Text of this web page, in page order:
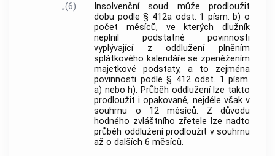
„(6)
Insolvenční soud může prodloužit
dobu podle § 412a odst. 1 písm. b) o
počet měsíců, ve kterých dlužník
neplnil podstatné povinnosti
vyplývající z oddlužení plněním
splátkového kalendáře se zpeněžením
majetkové podstaty, a to zejména
povinnosti podle § 412 odst. 1 písm.
a) nebo h). Průběh oddlužení lze takto
prodloužit i opakovaně, nejdéle však v
souhrnu o 12 měsíců. Z důvodu
hodného zvláštního zřetele lze nadto
průběh oddlužení prodloužit v souhrnu
až o dalších 6 měsíců.